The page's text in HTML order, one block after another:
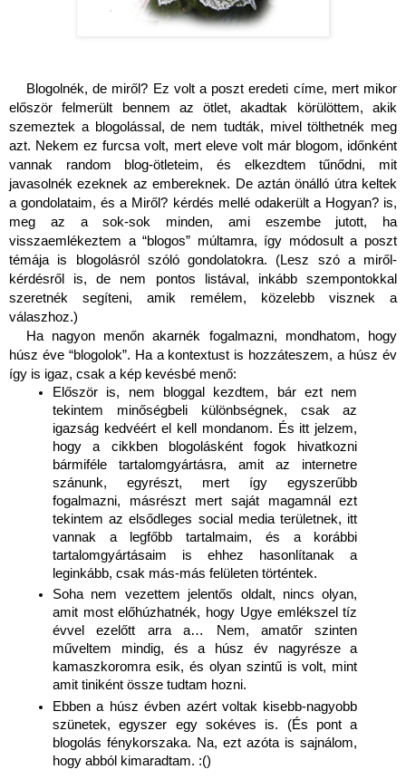
Blogolnék, de miről? Ez volt a poszt eredeti címe, mert mikor
először felmerült bennem az ötlet, akadtak körülöttem, akik
szemeztek a blogolással, de nem tudták, mivel tölthetnék meg
azt. Nekem ez furcsa volt, mert eleve volt már blogom, időnként
vannak random blog-ötleteim, és elkezdtem tűnődni, mit
javasolnék ezeknek az embereknek. De aztán önálló útra keltek
a gondolataim, és a Miről? kérdés mellé odakerült a Hogyan? is,
meg az a sok-sok minden, ami eszembe jutott, ha
visszaemlékeztem a “blogos” múltamra, így módosult a poszt
témája is blogolásról szóló gondolatokra. (Lesz szó a miről-
kérdésről is, de nem pontos listával, inkább szempontokkal
szeretnék segíteni, amik remélem, közelebb visznek a
válaszhoz.)
Ha nagyon menőn akarnék fogalmazni, mondhatom, hogy
húsz éve “blogolok”. Ha a kontextust is hozzáteszem, a húsz év
így is igaz, csak a kép kevésbé menő:
Először is, nem bloggal kezdtem, bár ezt nem
tekintem minőségbeli különbségnek, csak az
igazság kedvéért el kell mondanom. És itt jelzem,
hogy a cikkben blogolásként fogok hivatkozni
bármiféle tartalomgyártásra, amit az internetre
szánunk, egyrészt, mert így egyszerűbb
fogalmazni, másrészt mert saját magamnál ezt
tekintem az elsődleges social media területnek, itt
vannak a legfőbb tartalmaim, és a korábbi
tartalomgyártásaim is ehhez hasonlítanak a
leginkább, csak más-más felületen történtek.
Soha nem vezettem jelentős oldalt, nincs olyan,
amit most előhúzhatnék, hogy Ugye emlékszel tíz
évvel ezelőtt arra a… Nem, amatőr szinten
műveltem mindig, és a húsz év nagyrésze a
kamaszkoromra esik, és olyan szintű is volt, mint
amit tiniként össze tudtam hozni.
Ebben a húsz évben azért voltak kisebb-nagyobb
szünetek, egyszer egy sokéves is. (És pont a
blogolás fénykorszaka. Na, ezt azóta is sajnálom,
hogy abból kimaradtam. :()